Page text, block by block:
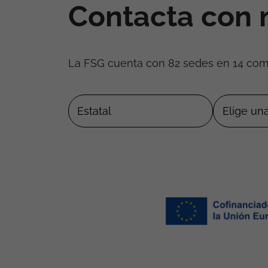
Contacta con
La FSG cuenta con 82 sedes en 14